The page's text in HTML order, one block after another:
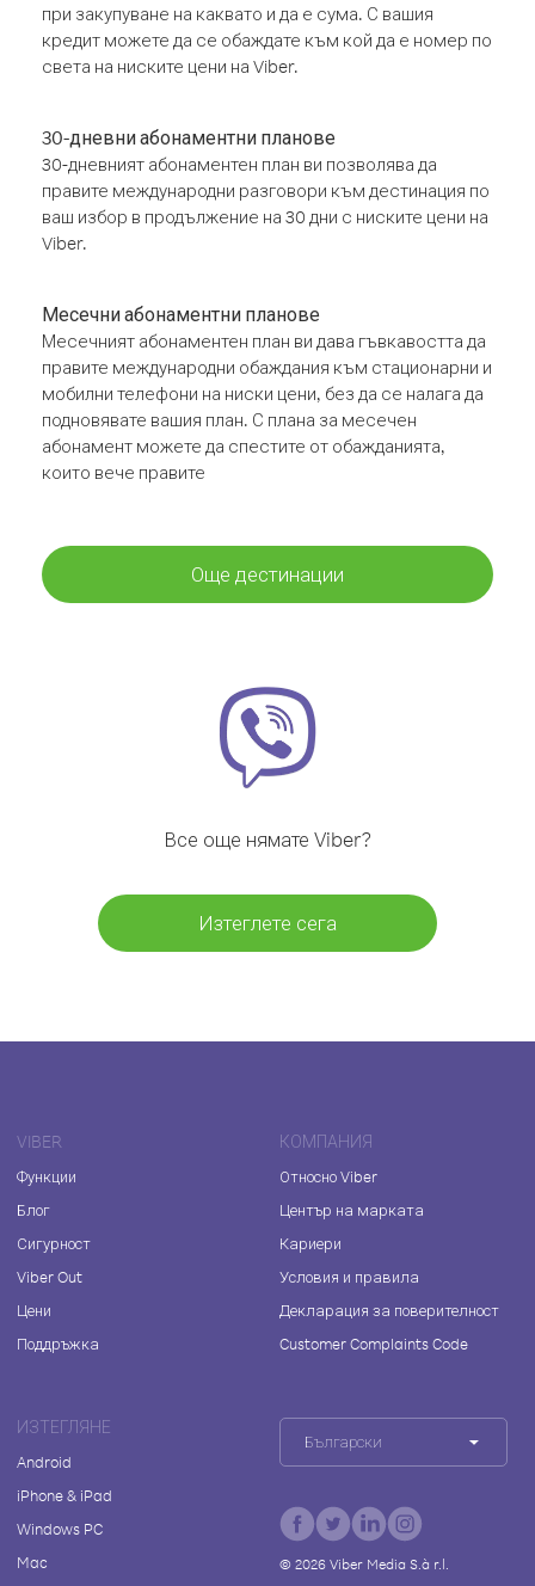
при закупуване на каквато и да е сума. С вашия
кредит можете да се обаждате към кой да е номер по
света на ниските цени на Viber.
30-дневни абонаментни планове
30-дневният абонаментен план ви позволява да
правите международни разговори към дестинация по
ваш избор в продължение на 30 дни с ниските цени на
Viber.
Месечни абонаментни планове
Месечният абонаментен план ви дава гъвкавостта да
правите международни обаждания към стационарни и
мобилни телефони на ниски цени, без да се налага да
подновявате вашия план. С плана за месечен
абонамент можете да спестите от обажданията,
които вече правите
Още дестинации
Все още нямате Viber?
Изтеглете сега
VIBER
Функции
Блог
Сигурност
Viber Out
Цени
Поддръжка
КОМПАНИЯ
Относно Viber
Център на марката
Кариери
Условия и правила
Декларация за поверителност
Customer Complaints Code
ИЗТЕГЛЯНЕ
Android
iPhone & iPad
Windows PC
Mac
Български
© 2026Viber Media S.à r.l.